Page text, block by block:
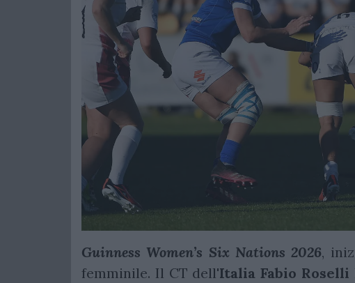
Guinness Women’s Six Nations 2026,
femminile. Il CT dell'Italia Fabio Roselli